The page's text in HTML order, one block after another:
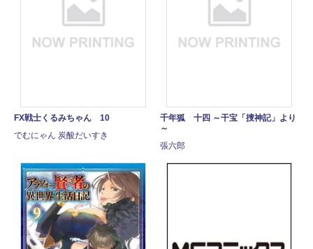
FX戦士くるみちゃん 10
でむにゃん 炭酸だいすき
千年狐 十四 ～干宝「捜神記」より
～
張六郎